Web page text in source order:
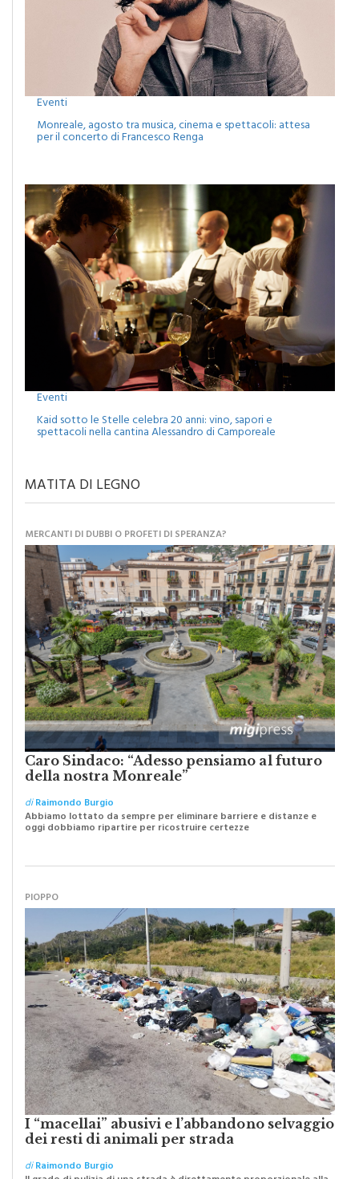
Eventi
Monreale, agosto tra musica, cinema e spettacoli: attesa
Eventi
Kaid sotto le Stelle celebra 20 anni: vino, sapori e
MATITA DI LEGNO
MERCANTI DI DUBBI O PROFETI DI SPERANZA?
Caro Sindaco: “Adesso pensiamo al futuro
della nostra Monreale”
diRaimondo Burgio
I “macellai” abusivi e l’abbandono selvaggio
dei resti di animali per strada